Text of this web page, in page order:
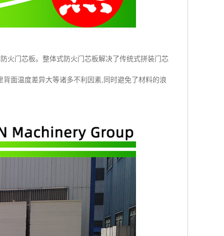
火门芯板。整体式防火门芯板解决了传统式拼装门芯
面温度差异大等诸多不利因素,同时避免了材料的浪